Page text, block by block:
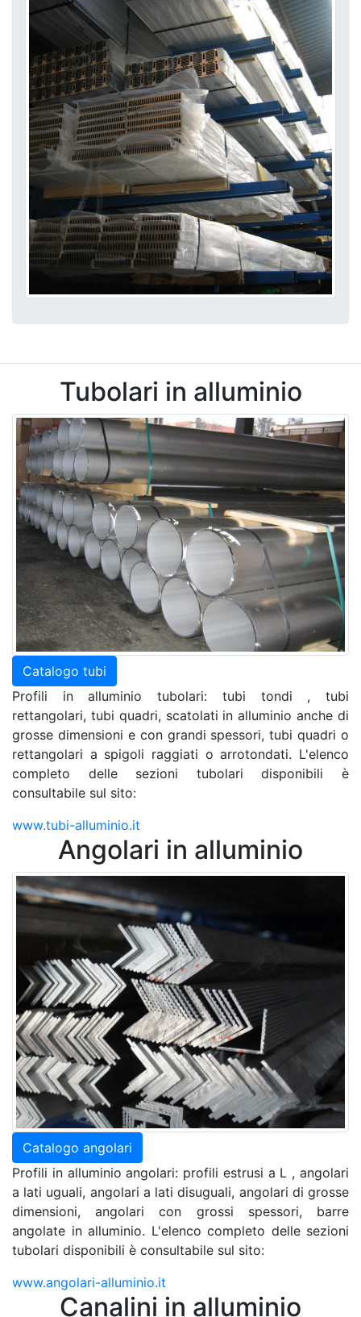
Tubolari in alluminio
Catalogo tubi
Profili in alluminio tubolari: tubi tondi , tubi
rettangolari, tubi quadri, scatolati in alluminio anche di
grosse dimensioni e con grandi spessori, tubi quadri o
rettangolari a spigoli raggiati o arrotondati. L'elenco
completo delle sezioni tubolari disponibili è
consultabile sul sito:
www.tubi-alluminio.it
Angolari in alluminio
Catalogo angolari
Profili in alluminio angolari: profili estrusi a L , angolari
a lati uguali, angolari a lati disuguali, angolari di grosse
dimensioni, angolari con grossi spessori, barre
angolate in alluminio. L'elenco completo delle sezioni
tubolari disponibili è consultabile sul sito:
www.angolari-alluminio.it
Canalini in alluminio